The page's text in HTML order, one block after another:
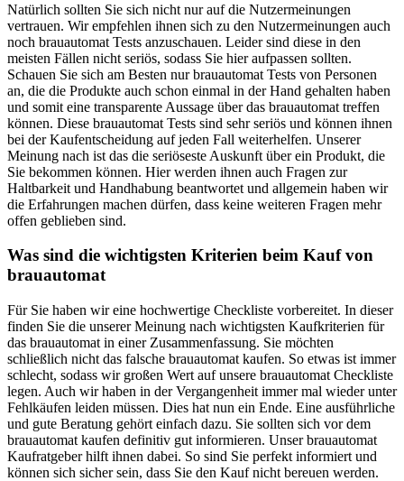
Natürlich sollten Sie sich nicht nur auf die Nutzermeinungen
vertrauen. Wir empfehlen ihnen sich zu den Nutzermeinungen auch
noch brauautomat Tests anzuschauen. Leider sind diese in den
meisten Fällen nicht seriös, sodass Sie hier aufpassen sollten.
Schauen Sie sich am Besten nur brauautomat Tests von Personen
an, die die Produkte auch schon einmal in der Hand gehalten haben
und somit eine transparente Aussage über das brauautomat treffen
können. Diese brauautomat Tests sind sehr seriös und können ihnen
bei der Kaufentscheidung auf jeden Fall weiterhelfen. Unserer
Meinung nach ist das die seriöseste Auskunft über ein Produkt, die
Sie bekommen können. Hier werden ihnen auch Fragen zur
Haltbarkeit und Handhabung beantwortet und allgemein haben wir
die Erfahrungen machen dürfen, dass keine weiteren Fragen mehr
offen geblieben sind.
Was sind die wichtigsten Kriterien beim Kauf von
brauautomat
Für Sie haben wir eine hochwertige Checkliste vorbereitet. In dieser
finden Sie die unserer Meinung nach wichtigsten Kaufkriterien für
das brauautomat in einer Zusammenfassung. Sie möchten
schließlich nicht das falsche brauautomat kaufen. So etwas ist immer
schlecht, sodass wir großen Wert auf unsere brauautomat Checkliste
legen. Auch wir haben in der Vergangenheit immer mal wieder unter
Fehlkäufen leiden müssen. Dies hat nun ein Ende. Eine ausführliche
und gute Beratung gehört einfach dazu. Sie sollten sich vor dem
brauautomat kaufen definitiv gut informieren. Unser brauautomat
Kaufratgeber hilft ihnen dabei. So sind Sie perfekt informiert und
können sich sicher sein, dass Sie den Kauf nicht bereuen werden.